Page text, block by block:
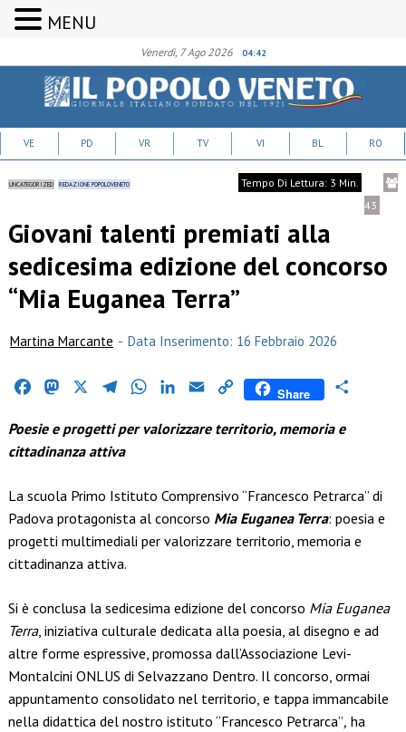
Venerdì, 7 Ago 2026 04:42
VE PD VR TV VI BL RO
UNCATEGORIZED REDAZIONE POPOLOVENETO
Tempo Di Lettura: 3 Min.
43
Giovani talenti premiati alla
sedicesima edizione del concorso
“Mia Euganea Terra”
Martina Marcante - Data Inserimento: 16 Febbraio 2026
FacebookMastodon TelegramWhatsAppLinkedIn
Email Copy
Share
Poesie e progetti per valorizzare territorio, memoria e
cittadinanza attiva
La scuola Primo Istituto Comprensivo “Francesco Petrarca” di
Padova protagonista al concorso Mia Euganea Terra: poesia e
progetti multimediali per valorizzare territorio, memoria e
cittadinanza attiva.
Si è conclusa la sedicesima edizione del concorso Mia Euganea
Terra, iniziativa culturale dedicata alla poesia, al disegno e ad
altre forme espressive, promossa dall’Associazione Levi-
Montalcini ONLUS di Selvazzano Dentro. Il concorso, ormai
appuntamento consolidato nel territorio, e tappa immancabile
nella didattica del nostro istituto “Francesco Petrarca”, ha
MENU